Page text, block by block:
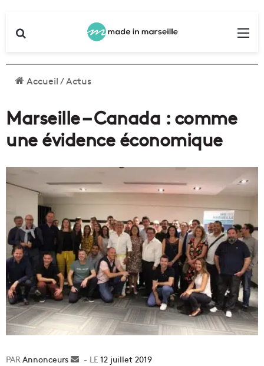
Accueil/Actus
Marseille – Canada : comme
une évidence économique
Annonceurs
Envoyer12 juillet 2019